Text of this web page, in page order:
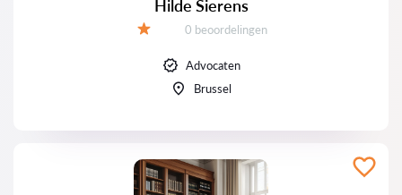
Hilde Sierens
Beoordelingen:
0 beoordelingen
Advocaten
Brussel